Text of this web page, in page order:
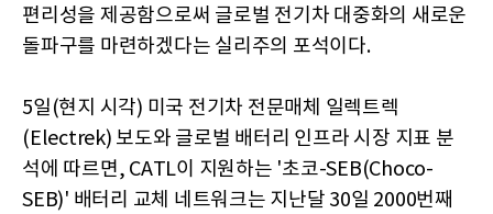
편리성을 제공함으로써 글로벌 전기차 대중화의 새로운
돌파구를 마련하겠다는 실리주의 포석이다.
5일(현지 시각) 미국 전기차 전문매체 일렉트렉
(Electrek) 보도와 글로벌 배터리 인프라 시장 지표 분
석에 따르면, CATL이 지원하는 '초코-SEB(Choco-
SEB)' 배터리 교체 네트워크는 지난달 30일 2000번째